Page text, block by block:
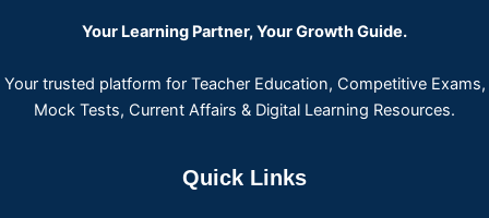
Your Learning Partner, Your Growth Guide.
Your trusted platform for Teacher Education, Competitive Exams,
Mock Tests, Current Affairs & Digital Learning Resources.
Quick Links